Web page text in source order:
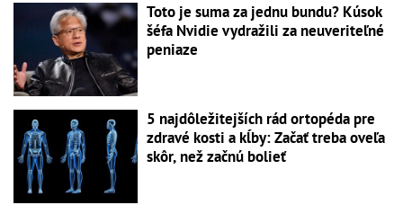
Toto je suma za jednu bundu? Kúsok
šéfa Nvidie vydražili za neuveriteľné
peniaze
5 najdôležitejších rád ortopéda pre
zdravé kosti a kĺby: Začať treba oveľa
skôr, než začnú bolieť